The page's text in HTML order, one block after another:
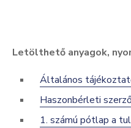
Letölthető anyagok,
Általános
Haszonbérleti
1. számú pótlap a